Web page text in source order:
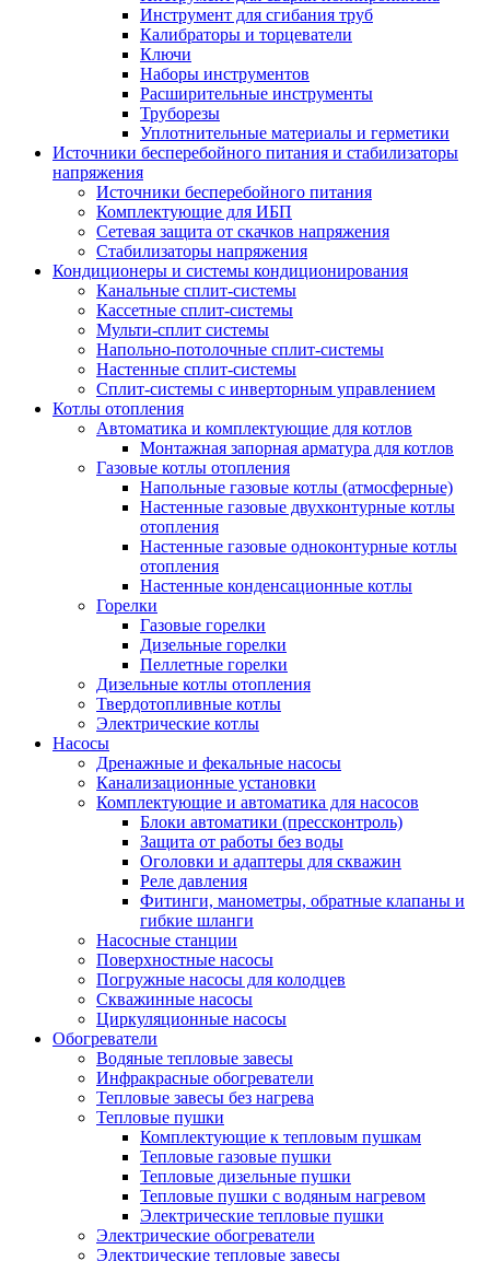
Инструмент для сгибания труб
Калибраторы и торцеватели
Ключи
Наборы инструментов
Расширительные инструменты
Труборезы
Уплотнительные материалы и герметики
Источники бесперебойного питания и стабилизаторы
напряжения
Источники бесперебойного питания
Комплектующие для ИБП
Сетевая защита от скачков напряжения
Стабилизаторы напряжения
Кондиционеры и системы кондиционирования
Канальные сплит-системы
Кассетные сплит-системы
Мульти-сплит системы
Напольно-потолочные сплит-системы
Настенные сплит-системы
Сплит-системы с инверторным управлением
Котлы отопления
Автоматика и комплектующие для котлов
Монтажная запорная арматура для котлов
Газовые котлы отопления
Напольные газовые котлы (атмосферные)
Настенные газовые двухконтурные котлы
отопления
Настенные газовые одноконтурные котлы
отопления
Настенные конденсационные котлы
Горелки
Газовые горелки
Дизельные горелки
Пеллетные горелки
Дизельные котлы отопления
Твердотопливные котлы
Электрические котлы
Насосы
Дренажные и фекальные насосы
Канализационные установки
Комплектующие и автоматика для насосов
Блоки автоматики (прессконтроль)
Защита от работы без воды
Оголовки и адаптеры для скважин
Реле давления
Фитинги, манометры, обратные клапаны и
гибкие шланги
Насосные станции
Поверхностные насосы
Погружные насосы для колодцев
Скважинные насосы
Циркуляционные насосы
Обогреватели
Водяные тепловые завесы
Инфракрасные обогреватели
Тепловые завесы без нагрева
Тепловые пушки
Комплектующие к тепловым пушкам
Тепловые газовые пушки
Тепловые дизельные пушки
Тепловые пушки с водяным нагревом
Электрические тепловые пушки
Электрические обогреватели
Электрические тепловые завесы